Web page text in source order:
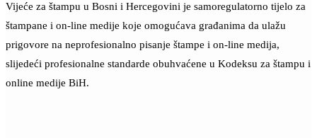
Vijeće za štampu u Bosni i Hercegovini je samoregulatorno tijelo za
štampane i on-line medije koje omogućava građanima da ulažu
prigovore na neprofesionalno pisanje štampe i on-line medija,
slijedeći profesionalne standarde obuhvaćene u Kodeksu za štampu i
online medije BiH.